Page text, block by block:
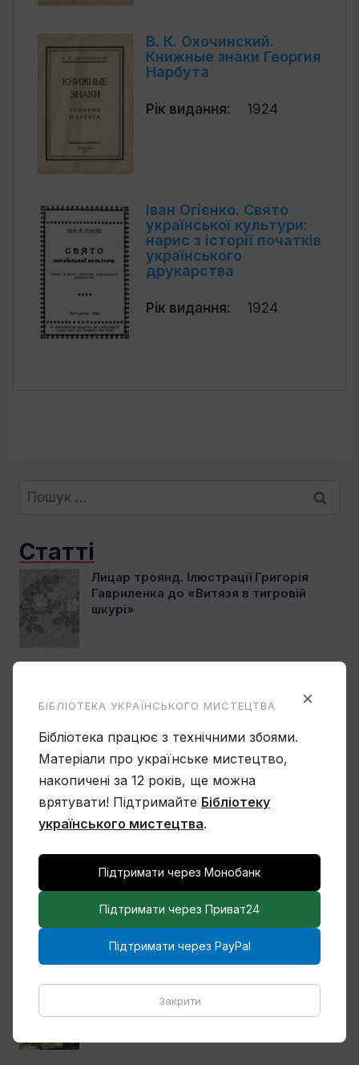
В. К. Охочинский.
Книжные знаки Георгия
Нарбута
Рік видання: 1924
Іван Огієнко. Свято
української культури:
нарис з історії початків
українського
друкарства
Рік видання: 1924
Пошук:
Статті
Лицар троянд. Ілюстрації Григорія
Гавриленка до «Витязя в тигровій
шкурі»
Василь Овчинников. Спогад про
Мексику
Ще один учень Нарбута і його
«Енеїда»
×
БІБЛІОТЕКА УКРАЇНСЬКОГО МИСТЕЦТВА
Бібліотека працює з технічними збоями.
Матеріали про українське мистецтво,
накопичені за 12 років, ще можна
врятувати! Підтримайте Бібліотеку
українського мистецтва.
Підтримати через Монобанк
Підтримати через Приват24
Підтримати через PayPal
Закрити